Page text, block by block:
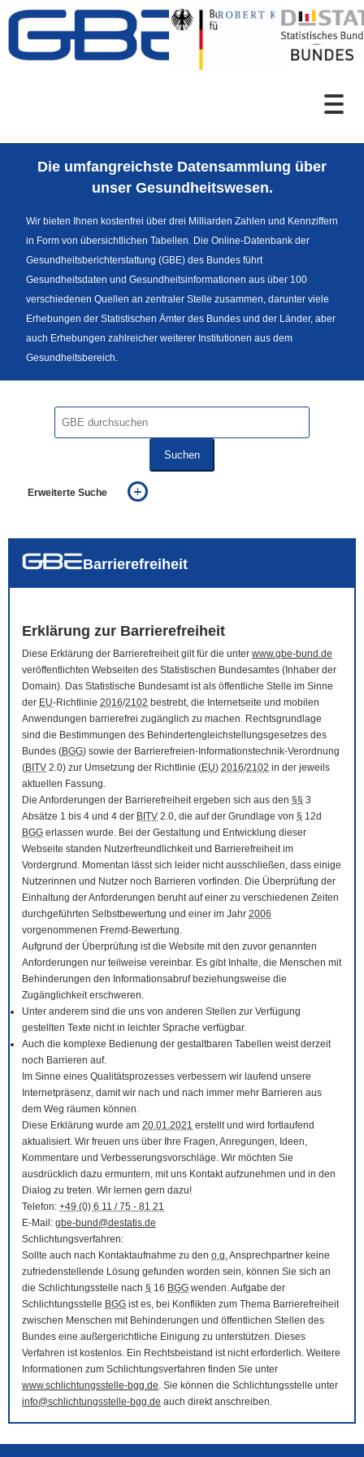
Zum Inhalt
Sprachumschaltung
Die umfangreichste Datensammlung über
unser Gesundheitswesen.
Wir bieten Ihnen kostenfrei über drei Milliarden Zahlen und Kennziffern
in Form von übersichtlichen Tabellen. Die Online-Datenbank der
Gesundheitsberichterstattung (GBE) des Bundes führt
Gesundheitsdaten und Gesundheitsinformationen aus über 100
verschiedenen Quellen an zentraler Stelle zusammen, darunter viele
Erhebungen der Statistischen Ämter des Bundes und der Länder, aber
auch Erhebungen zahlreicher weiterer Institutionen aus dem
Gesundheitsbereich.
Suchen
Erweiterte Suche
auch in allen Texten suchen (Volltextsuche)
Barrierefreiheit
Erklärung zur Barrierefreiheit
Diese Erklärung der Barrierefreiheit gilt für die unter www.gbe-bund.de
veröffentlichten Webseiten des Statistischen Bundesamtes (Inhaber der
Domain). Das Statistische Bundesamt ist als öffentliche Stelle im Sinne
der EU-Richtlinie 2016/2102 bestrebt, die Internetseite und mobilen
Anwendungen barrierefrei zugänglich zu machen. Rechtsgrundlage
sind die Bestimmungen des Behindertengleichstellungsgesetzes des
Bundes (BGG) sowie der Barrierefreien-Informationstechnik-Verordnung
(BITV 2.0) zur Umsetzung der Richtlinie (EU) 2016/2102 in der jeweils
aktuellen Fassung.
Die Anforderungen der Barrierefreiheit ergeben sich aus den §§ 3
Absätze 1 bis 4 und 4 der BITV 2.0, die auf der Grundlage von § 12d
BGG erlassen wurde. Bei der Gestaltung und Entwicklung dieser
Webseite standen Nutzerfreundlichkeit und Barrierefreiheit im
Vordergrund. Momentan lässt sich leider nicht ausschließen, dass einige
Nutzerinnen und Nutzer noch Barrieren vorfinden. Die Überprüfung der
Einhaltung der Anforderungen beruht auf einer zu verschiedenen Zeiten
durchgeführten Selbstbewertung und einer im Jahr 2006
vorgenommenen Fremd-Bewertung.
Aufgrund der Überprüfung ist die Website mit den zuvor genannten
Anforderungen nur teilweise vereinbar. Es gibt Inhalte, die Menschen mit
Behinderungen den Informationsabruf beziehungsweise die
Zugänglichkeit erschweren.
Unter anderem sind die uns von anderen Stellen zur Verfügung
gestellten Texte nicht in leichter Sprache verfügbar.
Auch die komplexe Bedienung der gestaltbaren Tabellen weist derzeit
noch Barrieren auf.
Im Sinne eines Qualitätsprozesses verbessern wir laufend unsere
Internetpräsenz, damit wir nach und nach immer mehr Barrieren aus
dem Weg räumen können.
Diese Erklärung wurde am 20.01.2021 erstellt und wird fortlaufend
aktualisiert. Wir freuen uns über Ihre Fragen, Anregungen, Ideen,
Kommentare und Verbesserungsvorschläge. Wir möchten Sie
ausdrücklich dazu ermuntern, mit uns Kontakt aufzunehmen und in den
Dialog zu treten. Wir lernen gern dazu!
Telefon: +49 (0) 6 11 / 75 - 81 21
E-Mail : gbe-bund@destatis.de
Schlichtungsverfahren:
Sollte auch nach Kontaktaufnahme zu den o.g.Ansprechpartner keine
zufriedenstellende Lösung gefunden worden sein, können Sie sich an
die Schlichtungsstelle nach § 16 BGG wenden. Aufgabe der
Schlichtungsstelle BGG ist es, bei Konflikten zum Thema Barrierefreiheit
zwischen Menschen mit Behinderungen und öffentlichen Stellen des
Bundes eine außergerichtliche Einigung zu unterstützen. Dieses
Verfahren ist kostenlos. Ein Rechtsbeistand ist nicht erforderlich. Weitere
Informationen zum Schlichtungsverfahren finden Sie unter
www.schlichtungsstelle-bgg.de. Sie können die Schlichtungsstelle unter
info@schlichtungsstelle-bgg.de auch direkt anschreiben.